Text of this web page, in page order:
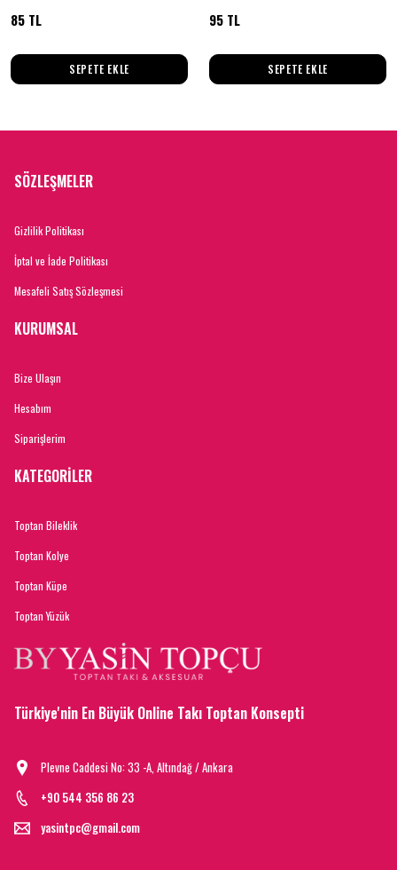
85 TL
SEPETE EKLE
95 TL
SEPETE EKLE
SÖZLEŞMELER
Gizlilik Politikası
İptal ve İade Politikası
Mesafeli Satış Sözleşmesi
KURUMSAL
Bize Ulaşın
Hesabım
Siparişlerim
KATEGORİLER
Toptan Bileklik
Toptan Kolye
Toptan Küpe
Toptan Yüzük
Türkiye'nin En Büyük Online Takı Toptan Konsepti
Plevne Caddesi No: 33 -A, Altındağ / Ankara
+90 544 356 86 23
yasintpc@gmail.com